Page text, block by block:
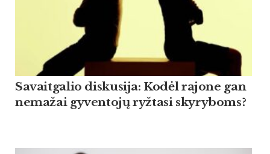
Savaitgalio diskusija: Kodėl rajone gan
nemažai gyventojų ryžtasi skyryboms?